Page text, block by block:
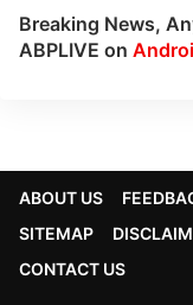
Breaking News,
ABPLIVE on
ABOUT US
SITEMAP
CONTACT US